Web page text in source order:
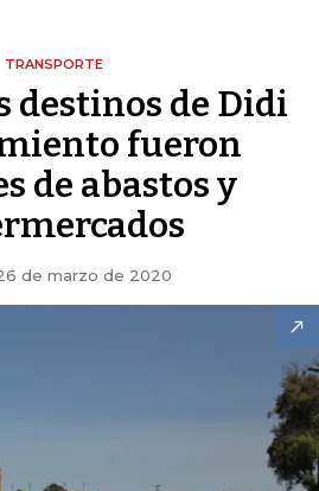
TRANSPORTE
destinos de Didi
fueron
de abastos y
de marzo de 2020